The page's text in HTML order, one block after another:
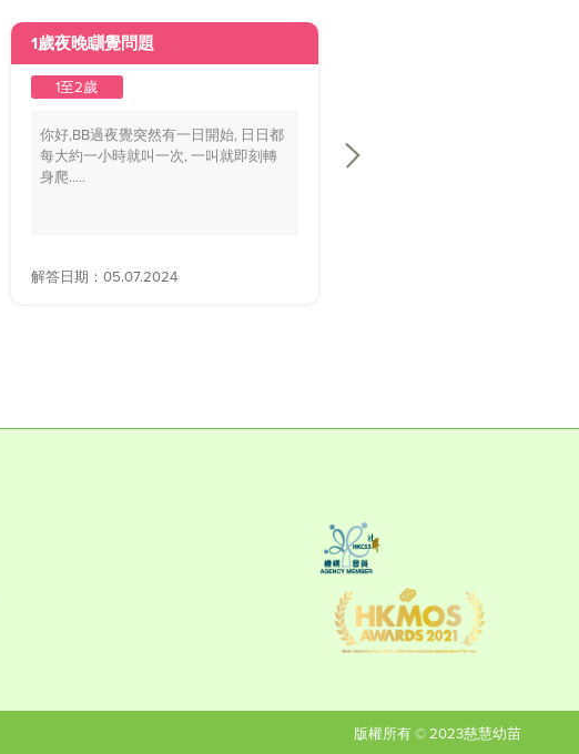
1歲夜晚瞓覺問題
1至2歲
你好,BB過夜覺突然有一日開始, 日日都
每大約一小時就叫一次, 一叫就即刻轉
身爬.....
解答日期：05.07.2024
版權所有 © 2023慈慧幼苗